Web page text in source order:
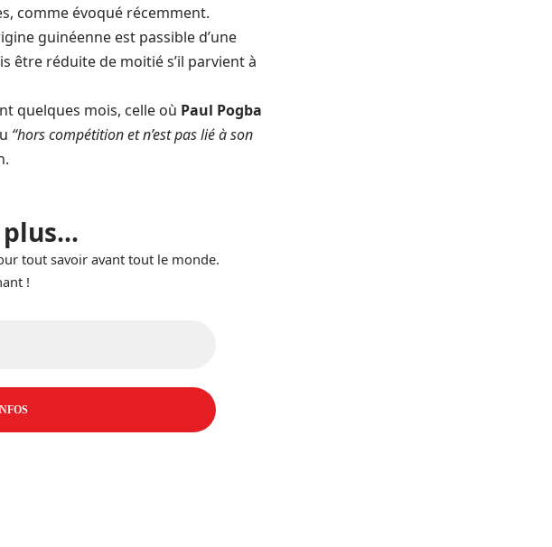
comme évoqué récemment.
guinéenne est passible d’une
être réduite de moitié s’il parvient à
quelques mois, celle où Paul Pogba
“hors compétition et n’est pas lié à son
tout savoir avant tout le monde.
!